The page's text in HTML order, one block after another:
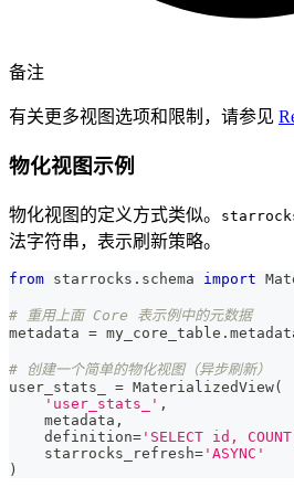
备注
有关更多视图选项和限制，请参见
物化视图示例
物化视图的定义方式类似。
法字符串，表示刷新策略。
from starrocks . schema import
# 重用上面 Core 表示例中的元数据
metadata = my_core_table .
# 创建一个简单的物化视图（异步刷新）
user_stats_ = MaterializedView(
'user_stats_' ,
    metadata
,
    definition
= 'SELECT id,
    starrocks_refresh
= 'ASYNC'
)